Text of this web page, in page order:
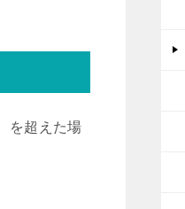
を超えた場